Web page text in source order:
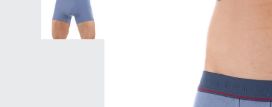
Боксеры и хипсы
Нижнее белье / Трусы /
Нижнее белье / Трусы /
Одежда / Майки